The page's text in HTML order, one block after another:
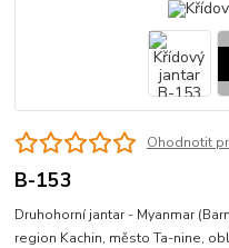
Ohodnotit
B-153
Druhohorní jantar - Myanmar
region Kachin, město Ta-nine,